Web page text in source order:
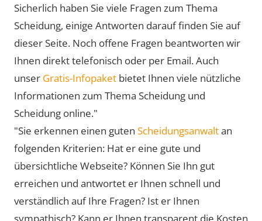
Sicherlich haben Sie viele Fragen zum Thema
Scheidung, einige Antworten darauf finden Sie auf
dieser Seite. Noch offene Fragen beantworten wir
Ihnen direkt telefonisch oder per Email. Auch
unser Gratis-Infopaket bietet Ihnen viele nützliche
Informationen zum Thema Scheidung und
Scheidung online."
"Sie erkennen einen guten Scheidungsanwaltan
folgenden Kriterien: Hat er eine gute und
übersichtliche Webseite? Können Sie Ihn gut
erreichen und antwortet er Ihnen schnell und
verständlich auf Ihre Fragen? Ist er Ihnen
sympathisch? Kann er Ihnen transparent die Kosten